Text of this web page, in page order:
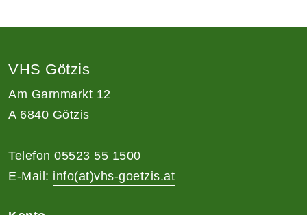
VHS Götzis
Am Garnmarkt 12
A 6840 Götzis
Telefon 05523 55 1500
E-Mail: info(at)vhs-goetzis.at